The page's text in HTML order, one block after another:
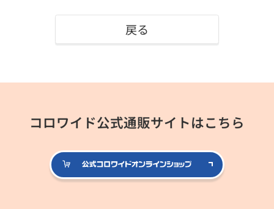
戻る
コロワイド公式通販サイトはこちら
公式コロ